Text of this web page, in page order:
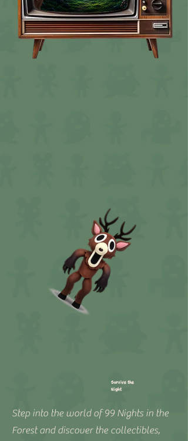
Survive the
Night
Step into the world of 99 Nights in the
Forest and discover the collectibles,